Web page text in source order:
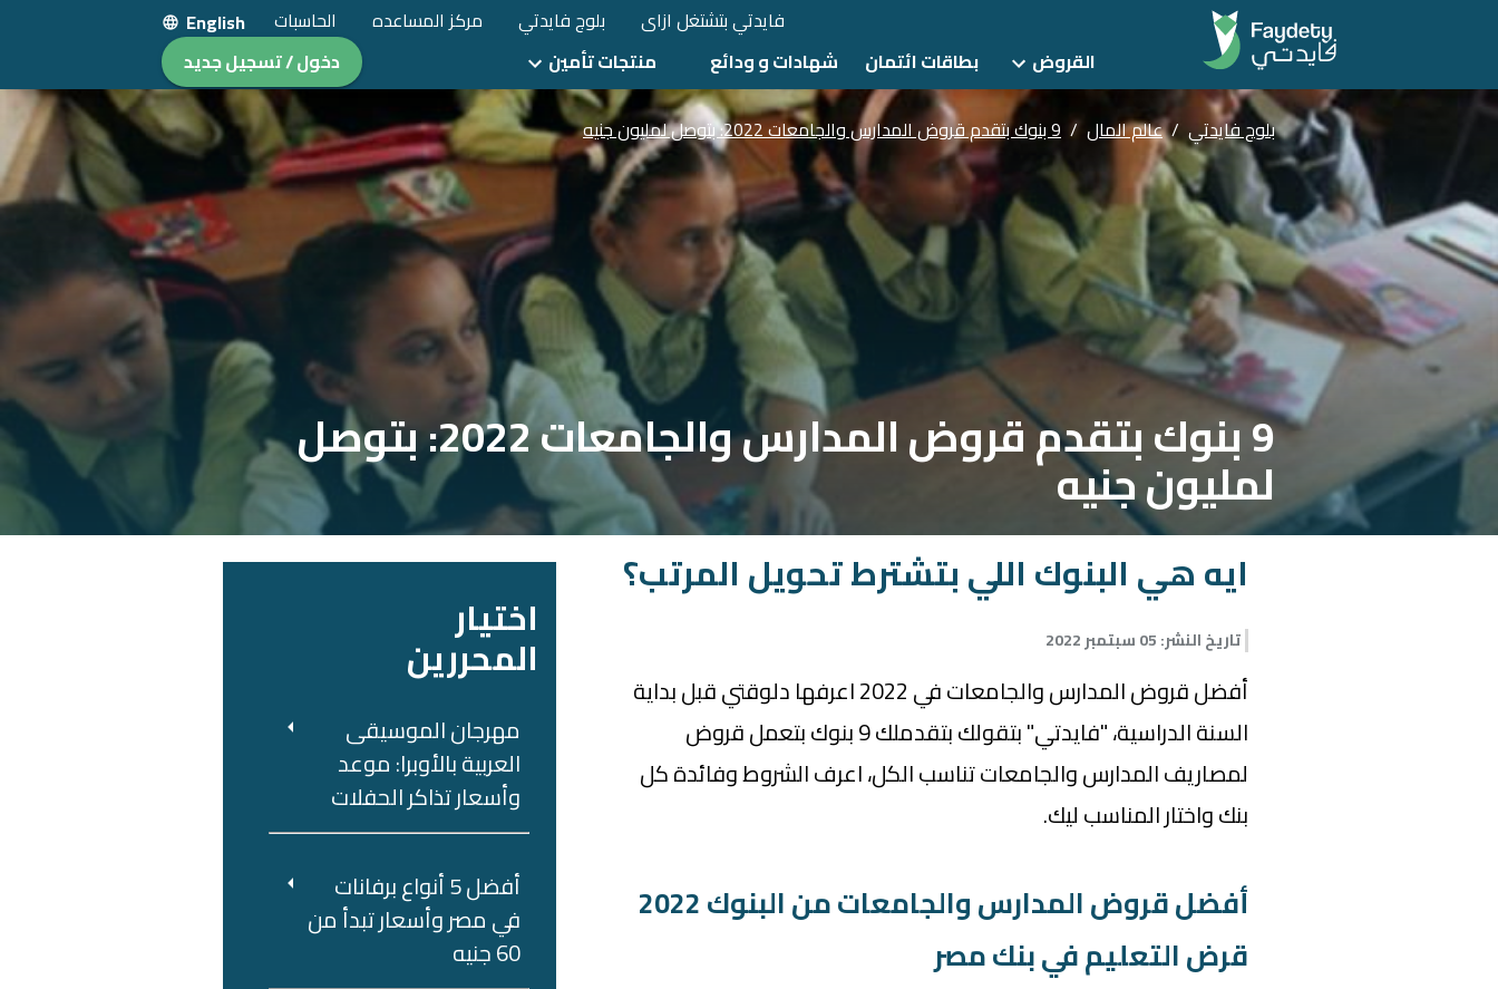
فايدتي بتشتغل ازاى بلوج فايدتي مركز المساعده الحاسبات
English
القروض
بطاقات ائتمان شهادات و ودائع منتجات تأمين دخول / تسجيل جديد
بلوج فايدتي / عالم المال / 9 بنوك بتقدم قروض المدارس والجامعات 2022: بتوصل لمليون جنيه
9 بنوك بتقدم قروض المدارس والجامعات 2022: بتوصل
لمليون جنيه
ايه هي البنوك اللي بتشترط تحويل المرتب؟
تاريخ النشر:05 سبتمبر 2022
أفضل قروض المدارس والجامعات في 2022 اعرفها دلوقتي قبل بداية
السنة الدراسية، "فايدتي" بتقولك بتقدملك 9 بنوك بتعمل قروض
لمصاريف المدارس والجامعات تناسب الكل، اعرف الشروط وفائدة كل
بنك واختار المناسب ليك.
أفضل قروض المدارس والجامعات من البنوك 2022
قرض التعليم في بنك مصر
اختيار
المحررين
مهرجان الموسيقى
العربية بالأوبرا: موعد
وأسعار تذاكر الحفلات
أفضل 5 أنواع برفانات
في مصر وأسعار تبدأ من
60 جنيه